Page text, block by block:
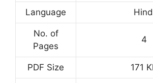
Language
No. of
Pages
4
PDF Size 171